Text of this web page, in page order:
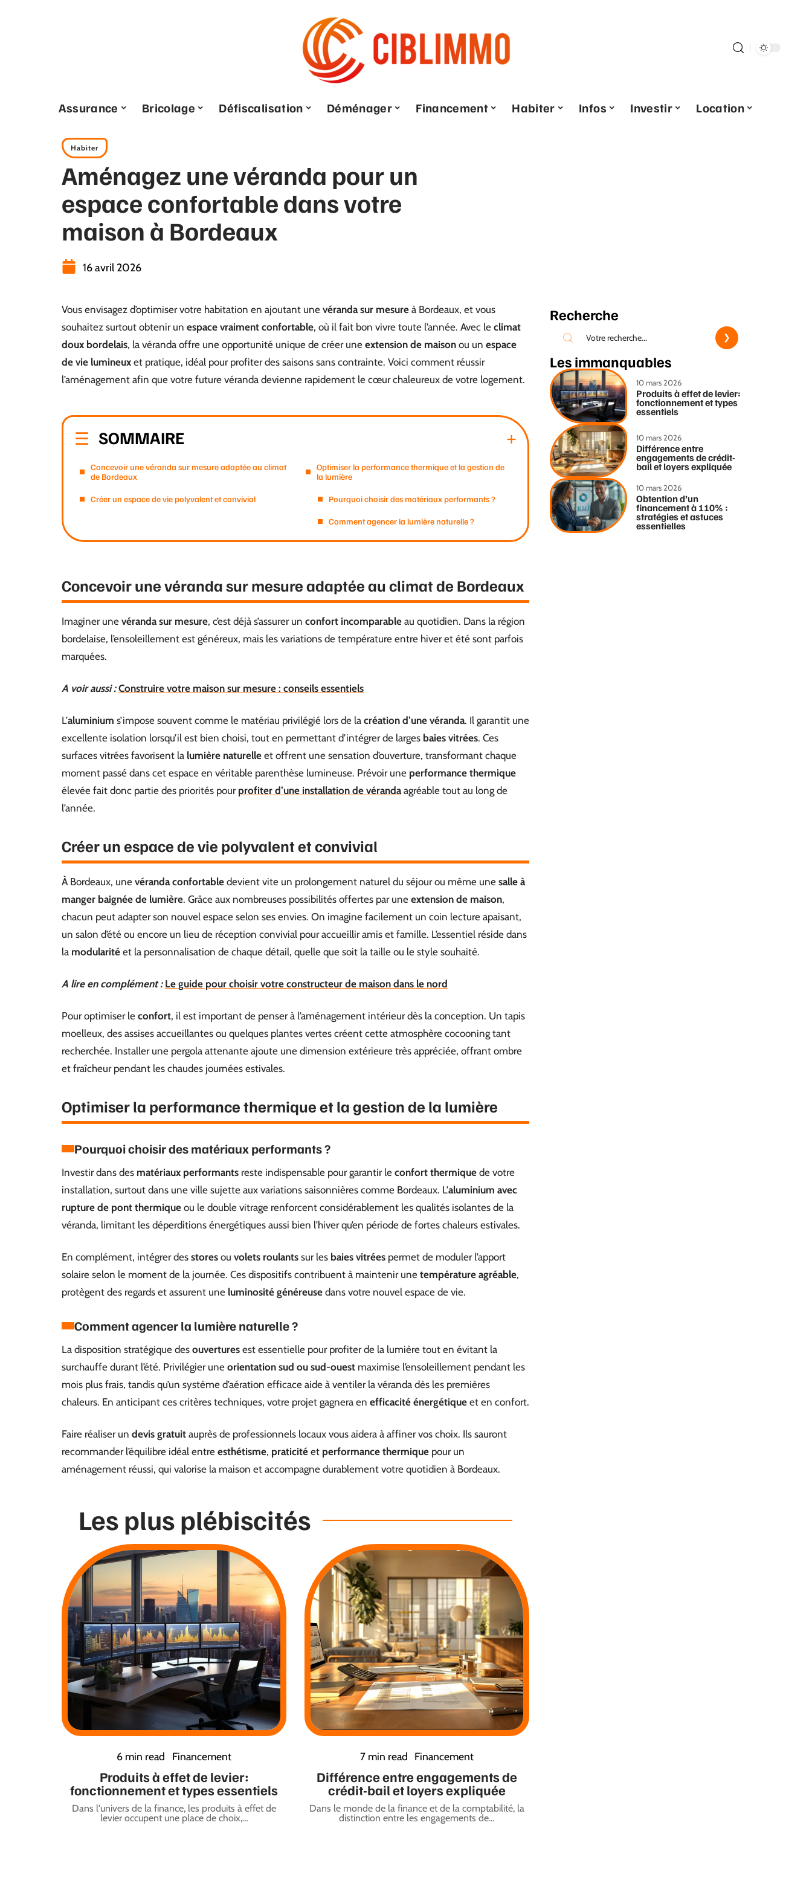
Assurance Bricolage Défiscalisation Déménager Financement Habiter Infos Investir Location
Habiter
Aménagez une véranda pour un
espace confortable dans votre
maison à Bordeaux
16 avril 2026
Vous envisagez d’optimiser votre habitation en ajoutant une véranda sur mesure à Bordeaux, et vous
souhaitez surtout obtenir un espace vraiment confortable, où il fait bon vivre toute l’année. Avec le climat
doux bordelais, la véranda offre une opportunité unique de créer une extension de maison ou un espace
de vie lumineux et pratique, idéal pour profiter des saisons sans contrainte. Voici comment réussir
l’aménagement afin que votre future véranda devienne rapidement le cœur chaleureux de votre logement.
SOMMAIRE
Concevoir une véranda sur mesure adaptée au climat
de Bordeaux
Créer un espace de vie polyvalent et convivial
Optimiser la performance thermique et la gestion de
la lumière
Pourquoi choisir des matériaux performants ?
Comment agencer la lumière naturelle ?
Concevoir une véranda sur mesure adaptée au climat de Bordeaux
Imaginer une véranda sur mesure, c’est déjà s’assurer un confort incomparable au quotidien. Dans la région
bordelaise, l’ensoleillement est généreux, mais les variations de température entre hiver et été sont parfois
marquées.
A voir aussi : Construire votre maison sur mesure : conseils essentiels
L’aluminium s’impose souvent comme le matériau privilégié lors de la création d’une véranda. Il garantit une
excellente isolation lorsqu’il est bien choisi, tout en permettant d’intégrer de larges baies vitrées. Ces
surfaces vitrées favorisent la lumière naturelle et offrent une sensation d’ouverture, transformant chaque
moment passé dans cet espace en véritable parenthèse lumineuse. Prévoir une performance thermique
élevée fait donc partie des priorités pour profiter d’une installation de vérandaagréable tout au long de
l’année.
Créer un espace de vie polyvalent et convivial
À Bordeaux, une véranda confortable devient vite un prolongement naturel du séjour ou même une salle à
manger baignée de lumière. Grâce aux nombreuses possibilités offertes par une extension de maison,
chacun peut adapter son nouvel espace selon ses envies. On imagine facilement un coin lecture apaisant,
un salon d’été ou encore un lieu de réception convivial pour accueillir amis et famille. L’essentiel réside dans
la modularité et la personnalisation de chaque détail, quelle que soit la taille ou le style souhaité.
A lire en complément : Le guide pour choisir votre constructeur de maison dans le nord
Pour optimiser le confort, il est important de penser à l’aménagement intérieur dès la conception. Un tapis
moelleux, des assises accueillantes ou quelques plantes vertes créent cette atmosphère cocooning tant
recherchée. Installer une pergola attenante ajoute une dimension extérieure très appréciée, offrant ombre
et fraîcheur pendant les chaudes journées estivales.
Optimiser la performance thermique et la gestion de la lumière
Pourquoi choisir des matériaux performants ?
Investir dans des matériaux performants reste indispensable pour garantir le confort thermique de votre
installation, surtout dans une ville sujette aux variations saisonnières comme Bordeaux. L’aluminium avec
rupture de pont thermique ou le double vitrage renforcent considérablement les qualités isolantes de la
véranda, limitant les déperditions énergétiques aussi bien l’hiver qu’en période de fortes chaleurs estivales.
En complément, intégrer des stores ou volets roulants sur les baies vitrées permet de moduler l’apport
solaire selon le moment de la journée. Ces dispositifs contribuent à maintenir une température agréable,
protègent des regards et assurent une luminosité généreuse dans votre nouvel espace de vie.
Comment agencer la lumière naturelle ?
La disposition stratégique des ouvertures est essentielle pour profiter de la lumière tout en évitant la
surchauffe durant l’été. Privilégier une orientation sud ou sud-ouest maximise l’ensoleillement pendant les
mois plus frais, tandis qu’un système d’aération efficace aide à ventiler la véranda dès les premières
chaleurs. En anticipant ces critères techniques, votre projet gagnera en efficacité énergétique et en confort.
Faire réaliser un devis gratuit auprès de professionnels locaux vous aidera à affiner vos choix. Ils sauront
recommander l’équilibre idéal entre esthétisme, praticité et performance thermique pour un
aménagement réussi, qui valorise la maison et accompagne durablement votre quotidien à Bordeaux.
Les plus plébiscités
6 min read Financement
Produits à effet de levier:
fonctionnement et types essentiels
Dans l'univers de la finance, les produits à effet de
levier occupent une place de choix,…
7 min read Financement
Différence entre engagements de
crédit-bail et loyers expliquée
Dans le monde de la finance et de la comptabilité, la
distinction entre les engagements de…
Recherche
Les immanquables
10 mars 2026
Produits à effet de levier:
fonctionnement et types
essentiels
10 mars 2026
Différence entre
engagements de crédit-
bail et loyers expliquée
10 mars 2026
Obtention d’un
financement à 110% :
stratégies et astuces
essentielles